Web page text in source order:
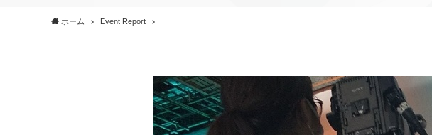
ホーム Event Report